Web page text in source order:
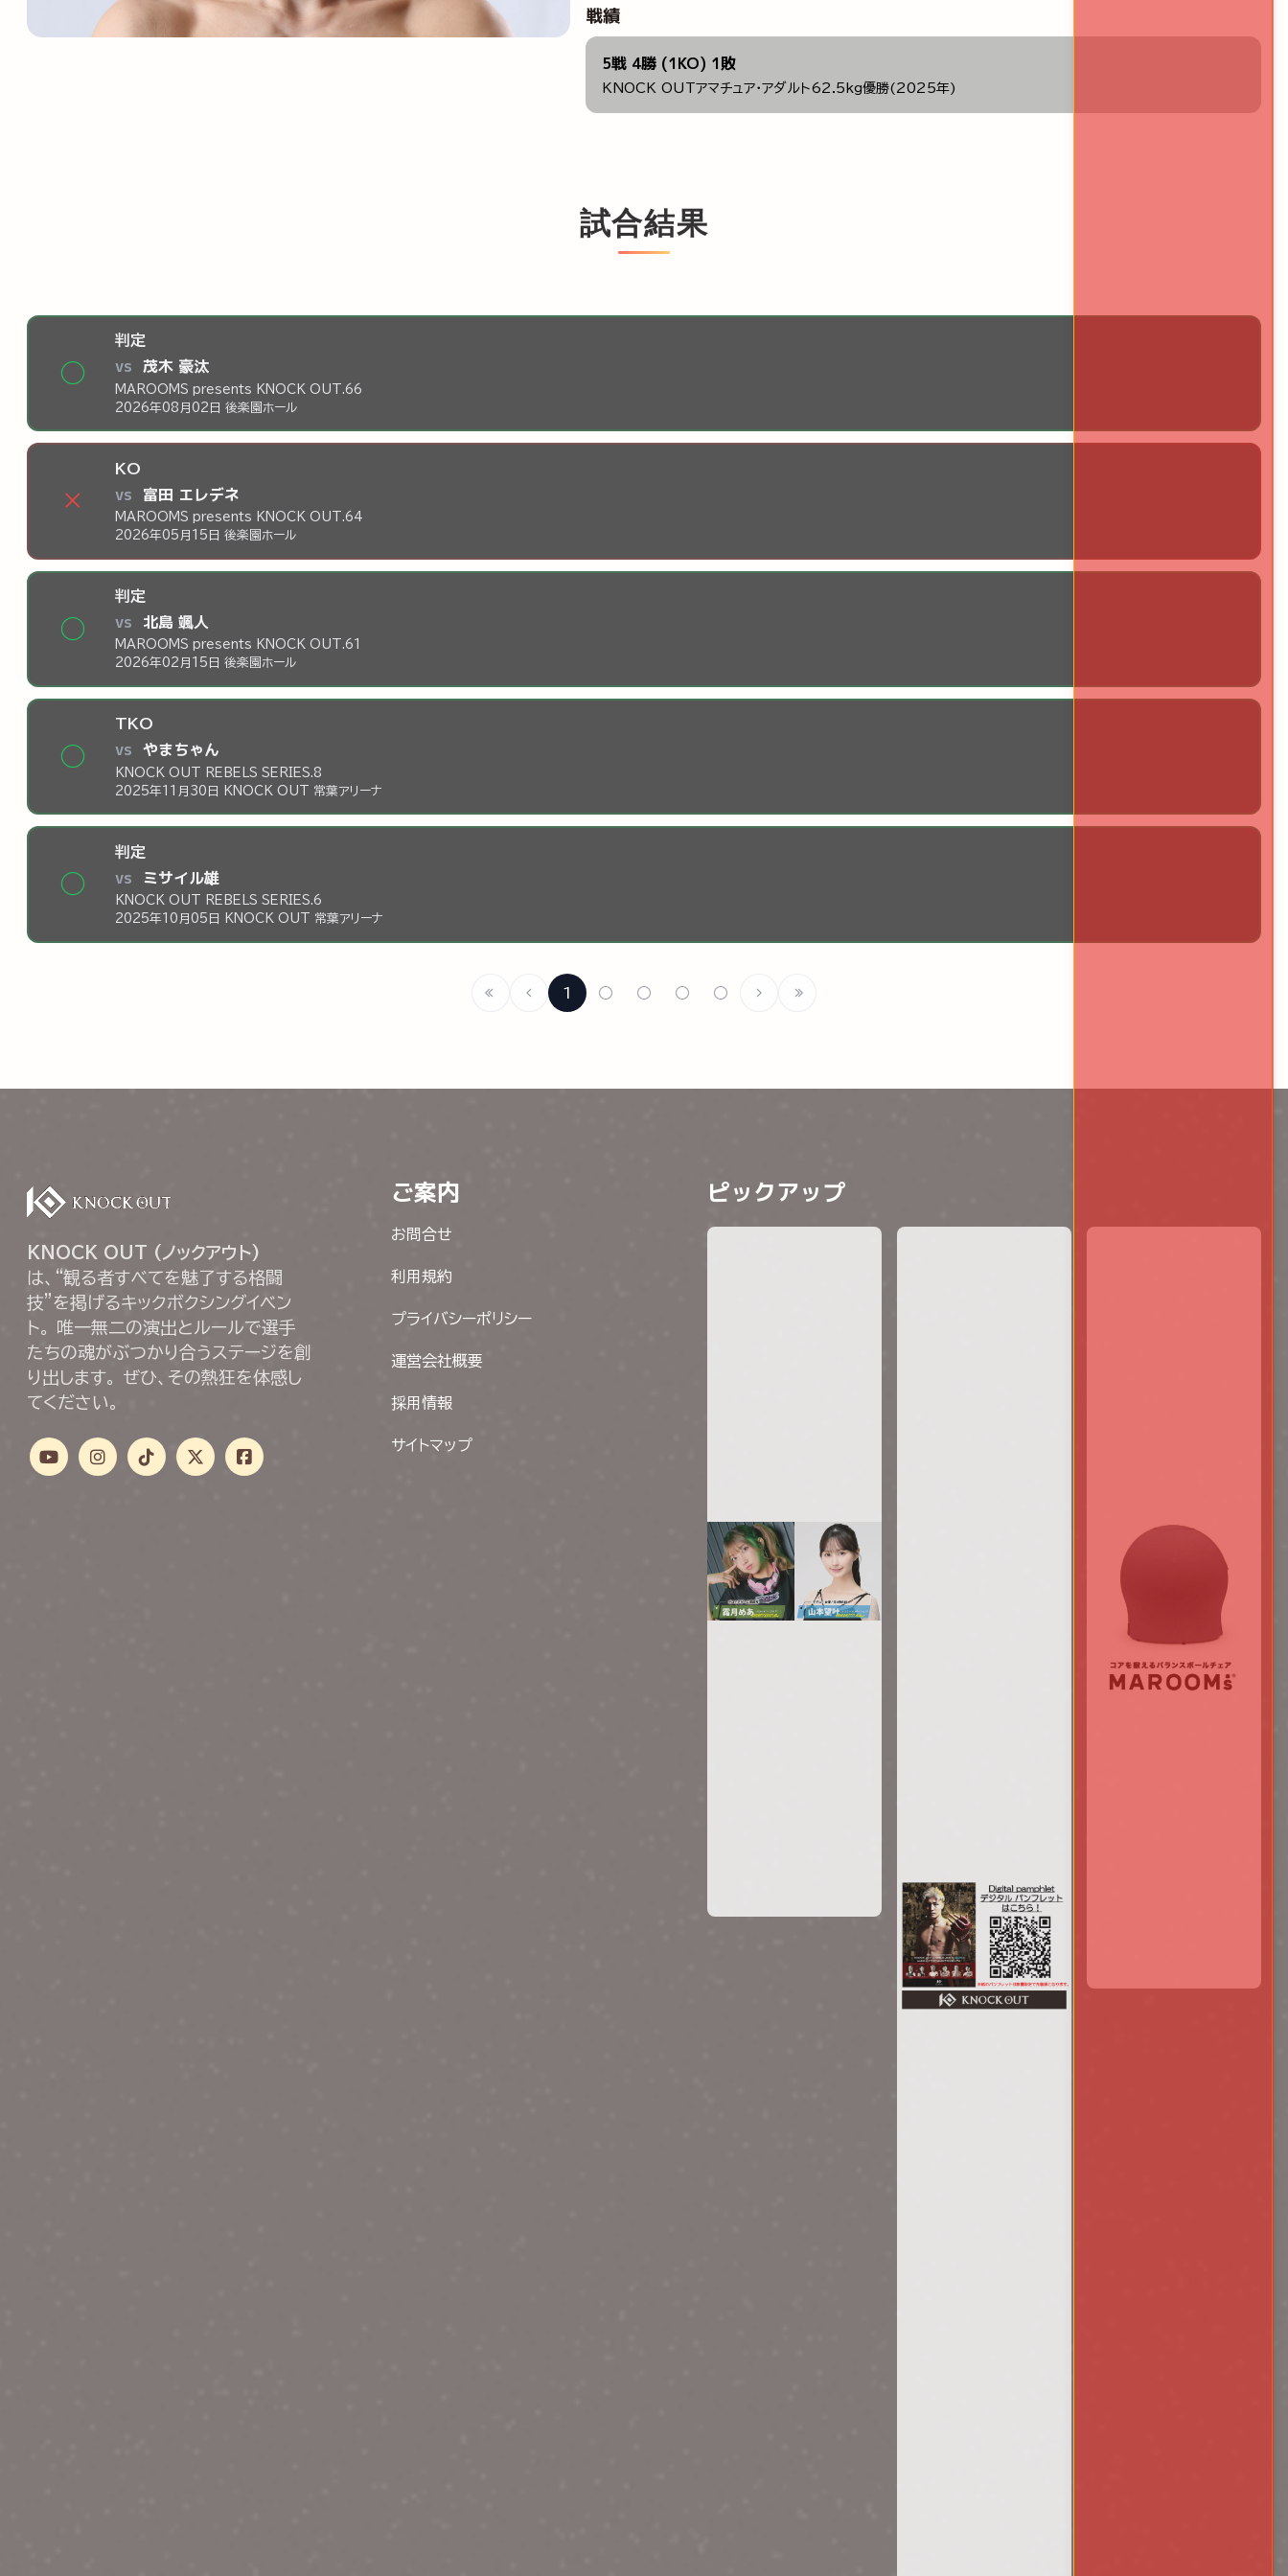
戦績
5戦 4勝 (1KO) 1敗
KNOCK OUTアマチュア・アダルト62.5kg優勝(2025年)
試合結果
◯
判定
vs 茂木 豪汰
MAROOMS presents KNOCK OUT.66
2026年08月02日 後楽園ホール
×
KO
vs 富田 エレデネ
MAROOMS presents KNOCK OUT.64
2026年05月15日 後楽園ホール
◯
判定
vs 北島 颯人
MAROOMS presents KNOCK OUT.61
2026年02月15日 後楽園ホール
◯
TKO
vs やまちゃん
KNOCK OUT REBELS SERIES.8
2025年11月30日 KNOCK OUT 常葉アリーナ
◯
判定
vs ミサイル雄
KNOCK OUT REBELS SERIES.6
2025年10月05日 KNOCK OUT 常葉アリーナ
1 ○ ○ ○ ○
KNOCK OUT (ノックアウト)
は、“観る者すべてを魅了する格闘
技”を掲げるキックボクシングイベン
ト。 唯一無二の演出とルールで選手
たちの魂がぶつかり合うステージを創
り出します。 ぜひ、その熱狂を体感し
てください。
ご案内
お問合せ
利用規約
プライバシーポリシー
運営会社概要
採用情報
サイトマップ
ピックアップ